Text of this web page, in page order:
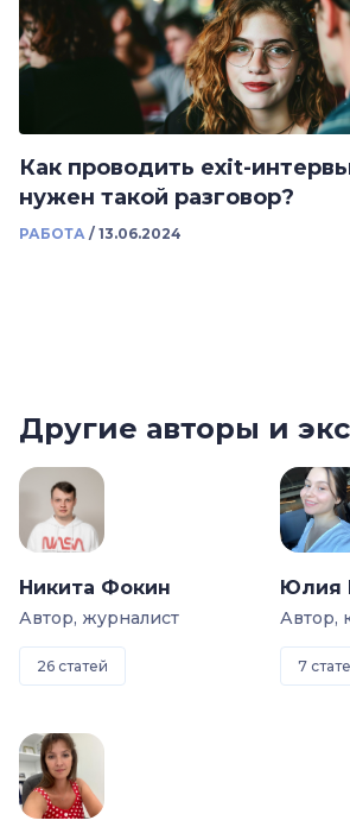
Как проводить exit-
нужен такой разговор?
РАБОТА / 13.06.2024
Другие авторы и
Никита Фокин
Автор, журналист
26 статей
Юлия
Автор,
7